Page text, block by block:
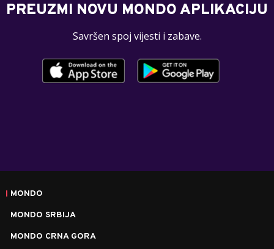
PREUZMI NOVU MONDO APLIKACIJU
Savršen spoj vijesti i zabave.
MONDO
MONDO SRBIJA
MONDO CRNA GORA